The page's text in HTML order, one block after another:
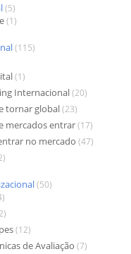
(5)
(1)
(115)
(1)
Internacional(20)
tornar global(23)
mercados entrar(17)
no mercado (47)
(50)
(12)
de Avaliação (7)